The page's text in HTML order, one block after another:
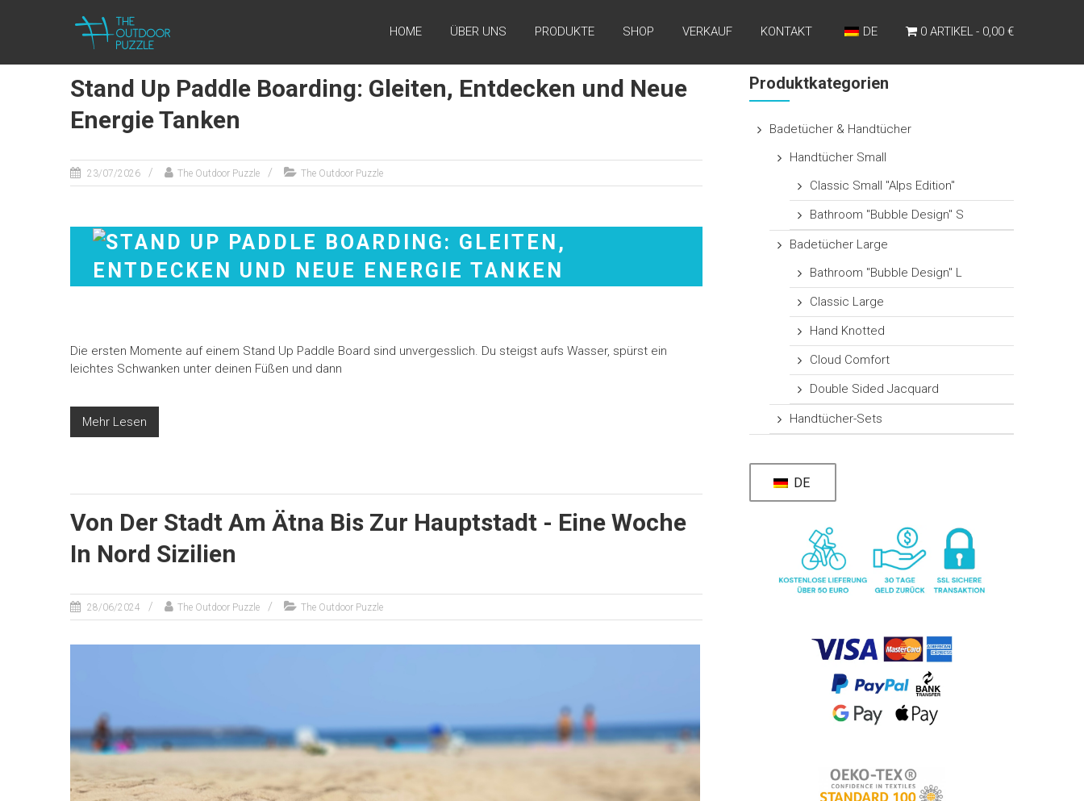
THE
OUTDOOR
PUZZLE
Towels for
People
HOME ÜBER UNS PRODUKTE SHOP VERKAUF KONTAKT DE 0 ARTIKEL 0,00 €
Stand Up Paddle Boarding: Gleiten, Entdecken und Neue
Energie Tanken
23/07/2026 The Outdoor Puzzle The Outdoor Puzzle
Die ersten Momente auf einem Stand Up Paddle Board sind unvergesslich. Du steigst aufs Wasser, spürst ein
leichtes Schwanken unter deinen Füßen und dann
Mehr Lesen
Von Der Stadt Am Ätna Bis Zur Hauptstadt - Eine Woche
In Nord Sizilien
28/06/2024 The Outdoor Puzzle The Outdoor Puzzle
Produktkategorien
Badetücher & Handtücher
Handtücher Small
Classic Small "Alps Edition"
Bathroom "Bubble Design" S
Badetücher Large
Bathroom "Bubble Design" L
Classic Large
Hand Knotted
Cloud Comfort
Double Sided Jacquard
Handtücher-Sets
DE